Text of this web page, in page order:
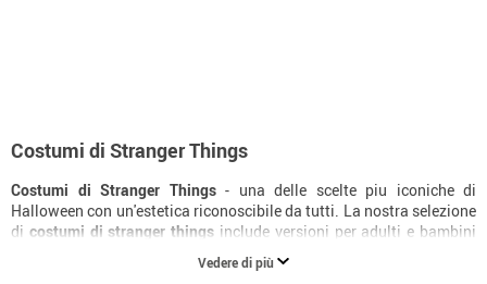
Costumi di Stranger Things
Costumi di Stranger Things- una delle scelte piu iconiche di
Halloween con un'estetica riconoscibile da tutti. La nostra selezione
di costumi di stranger things include versioni per adulti e bambini
con diversi livelli di elaborazione. Con il
giusto e i complementi adatti, la trasformazione e totale. Consegna
Vedere di più